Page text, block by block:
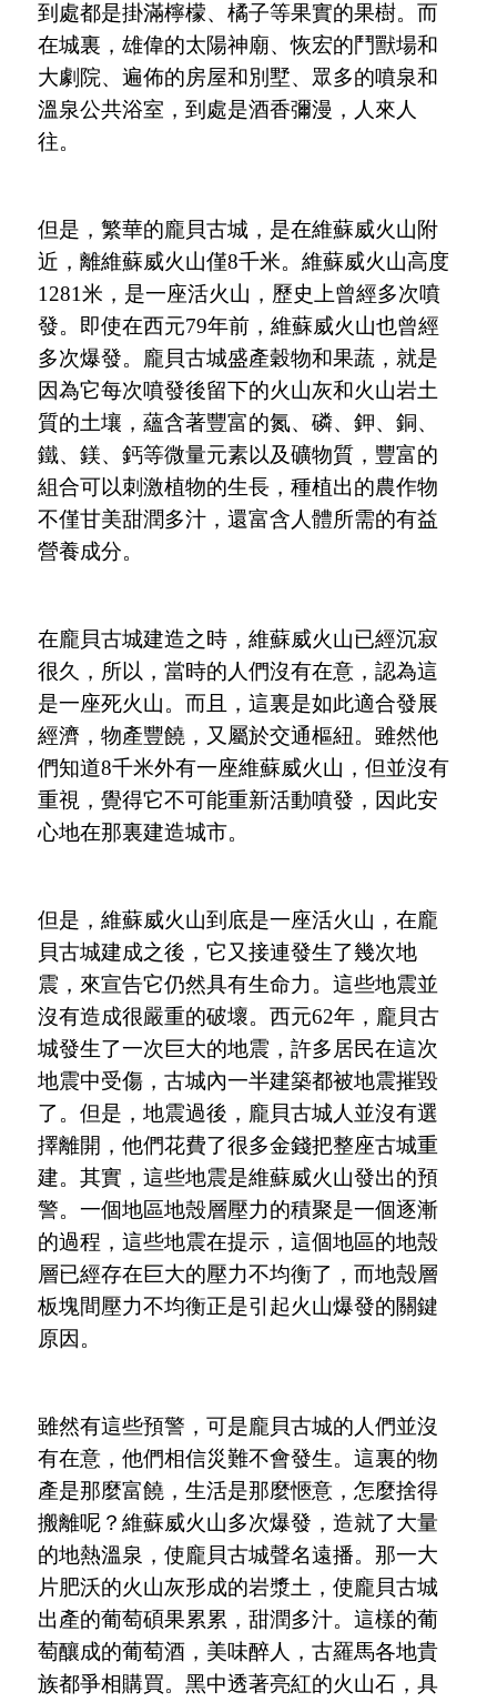
到處都是掛滿檸檬、橘子等果實的果樹。而
在城裏，雄偉的太陽神廟、恢宏的鬥獸場和
大劇院、遍佈的房屋和別墅、眾多的噴泉和
溫泉公共浴室，到處是酒香彌漫，人來人
往。
但是，繁華的龐貝古城，是在維蘇威火山附
近，離維蘇威火山僅8千米。維蘇威火山高度
1281米，是一座活火山，歷史上曾經多次噴
發。即使在西元79年前，維蘇威火山也曾經
多次爆發。龐貝古城盛產穀物和果蔬，就是
因為它每次噴發後留下的火山灰和火山岩土
質的土壤，蘊含著豐富的氮、磷、鉀、銅、
鐵、鎂、鈣等微量元素以及礦物質，豐富的
組合可以刺激植物的生長，種植出的農作物
不僅甘美甜潤多汁，還富含人體所需的有益
營養成分。
在龐貝古城建造之時，維蘇威火山已經沉寂
很久，所以，當時的人們沒有在意，認為這
是一座死火山。而且，這裏是如此適合發展
經濟，物產豐饒，又屬於交通樞紐。雖然他
們知道8千米外有一座維蘇威火山，但並沒有
重視，覺得它不可能重新活動噴發，因此安
心地在那裏建造城市。
但是，維蘇威火山到底是一座活火山，在龐
貝古城建成之後，它又接連發生了幾次地
震，來宣告它仍然具有生命力。這些地震並
沒有造成很嚴重的破壞。西元62年，龐貝古
城發生了一次巨大的地震，許多居民在這次
地震中受傷，古城內一半建築都被地震摧毀
了。但是，地震過後，龐貝古城人並沒有選
擇離開，他們花費了很多金錢把整座古城重
建。其實，這些地震是維蘇威火山發出的預
警。一個地區地殼層壓力的積聚是一個逐漸
的過程，這些地震在提示，這個地區的地殼
層已經存在巨大的壓力不均衡了，而地殼層
板塊間壓力不均衡正是引起火山爆發的關鍵
原因。
雖然有這些預警，可是龐貝古城的人們並沒
有在意，他們相信災難不會發生。這裏的物
產是那麼富饒，生活是那麼愜意，怎麼捨得
搬離呢？維蘇威火山多次爆發，造就了大量
的地熱溫泉，使龐貝古城聲名遠播。那一大
片肥沃的火山灰形成的岩漿土，使龐貝古城
出產的葡萄碩果累累，甜潤多汁。這樣的葡
萄釀成的葡萄酒，美味醉人，古羅馬各地貴
族都爭相購買。黑中透著亮紅的火山石，具